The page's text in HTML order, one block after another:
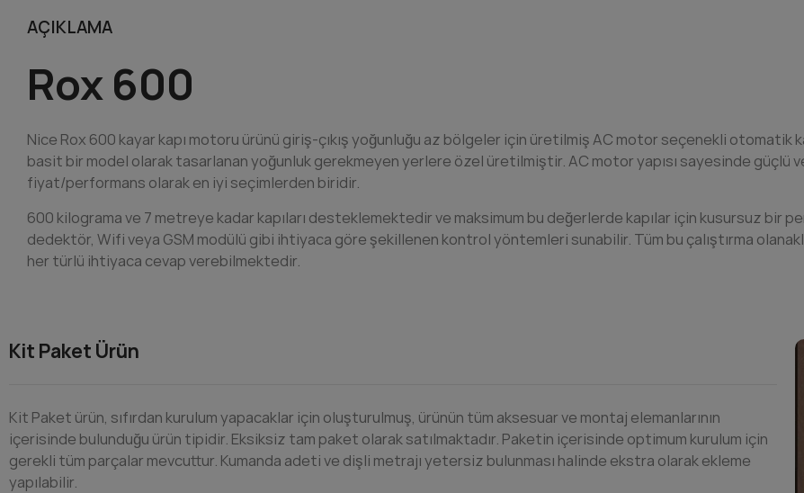
AÇIKLAMA
Rox 600
Nice Rox 600 kayar kapı motoru ürünü giriş-çıkış yoğunluğu az bölgeler için üretilmiş AC motor seçenekli otomatik
basit bir model olarak tasarlanan yoğunluk gerekmeyen yerlere özel üretilmiştir. AC motor yapısı sayesinde güçlü
fiyat/performans olarak en iyi seçimlerden biridir.
600 kilograma ve 7 metreye kadar kapıları desteklemektedir ve maksimum bu değerlerde kapılar için kusursuz bir
dedektör, Wifi veya GSM modülü gibi ihtiyaca göre şekillenen kontrol yöntemleri sunabilir. Tüm bu çalıştırma
her türlü ihtiyaca cevap verebilmektedir.
Kit Paket Ürün
Kit Paket ürün, sıfırdan kurulum yapacaklar için oluşturulmuş, ürünün tüm aksesuar ve montaj elemanlarının
içerisinde bulunduğu ürün tipidir. Eksiksiz tam paket olarak satılmaktadır. Paketin içerisinde optimum kurulum için
gerekli tüm parçalar mevcuttur. Kumanda adeti ve dişli metrajı yetersiz bulunması halinde ekstra olarak ekleme
yapılabilir.